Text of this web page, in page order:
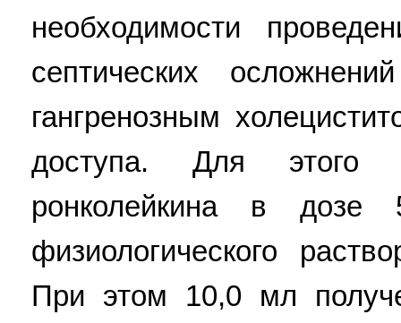
необходимости
септических
гангренозным
доступа. Для этого
ронколейкина в
физиологического
При этом 10,0 мл